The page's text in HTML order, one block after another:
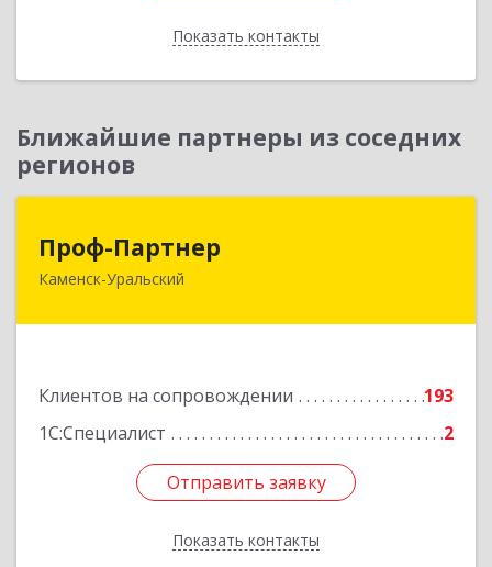
Показать контакты
Назад
Ближайшие партнеры из соседних
регионов
Проф-Партнер
Каменск-Уральский
Клиентов на сопровождении
193
1С:Специалист
2
Отправить заявку
Показать контакты
623406, Свердловская обл, Каменск-Уральский
Отправить заявку
Назад